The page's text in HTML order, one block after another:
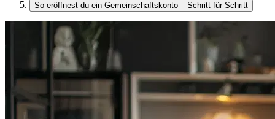
So eröffnest du ein Gemeinschaftskonto – Schritt für Schritt